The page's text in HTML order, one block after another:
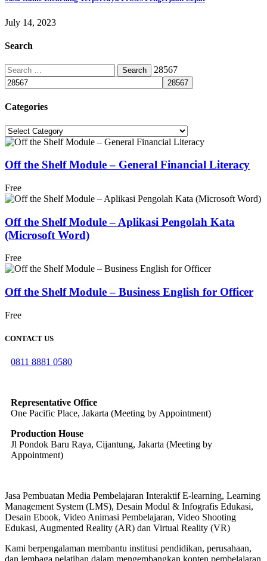
July 14, 2023
Search
Search
for:
28567
Categories
Categories
Off the Shelf Module – General Financial Literacy
Free
Off the Shelf Module – Aplikasi Pengolah Kata
(Microsoft Word)
Free
Off the Shelf Module – Business English for Officer
Free
CONTACT US
0811 8881 0580
Representative Office
One Pacific Place, Jakarta (Meeting by Appointment)
Production House
Jl Pondok Baru Raya, Cijantung, Jakarta (Meeting by
Appointment)
Jasa Pembuatan Media Pembelajaran Interaktif E-learning, Learning
Management System (LMS), Desain Modul & Infografis Edukasi,
Desain Ebook, Video Animasi Pembelajaran, Video Shooting
Edukasi, Augmented Reality (AR) dan Virtual Reality (VR)
Kami berpengalaman membantu institusi pendidikan, perusahaan,